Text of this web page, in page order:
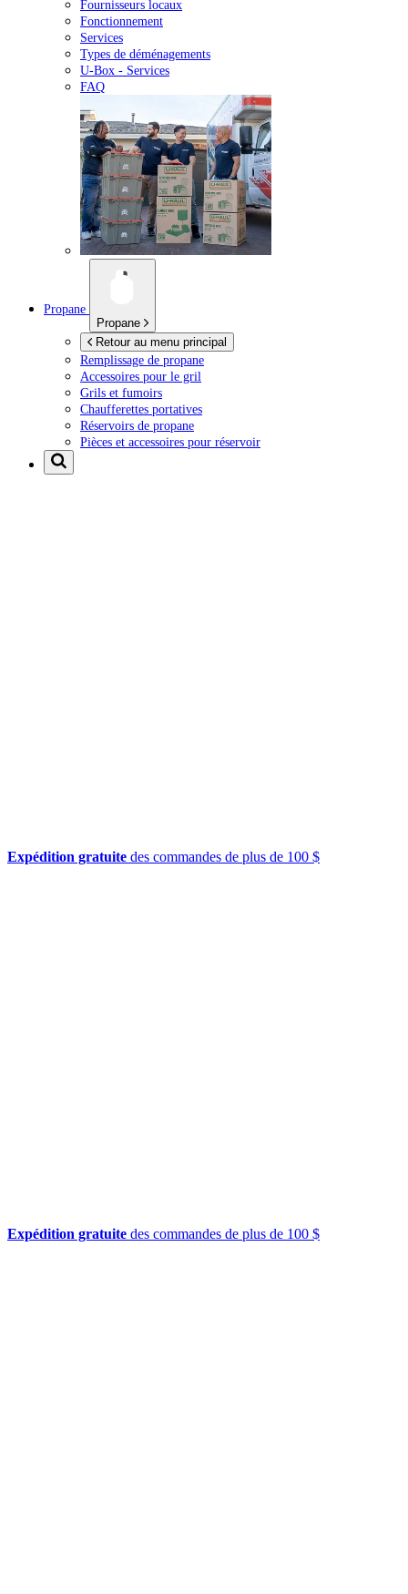
Fournisseurs locaux
Fonctionnement
Services
Types de déménagements
U-Box - Services
FAQ
Propane
Propane
Retour au menu principal
Remplissage de propane
Accessoires pour le gril
Grils et fumoirs
Chaufferettes portatives
Réservoirs de propane
Pièces et accessoires pour réservoir
Expédition gratuite des commandes de plus de 100 $
Expédition gratuite des commandes de plus de 100 $